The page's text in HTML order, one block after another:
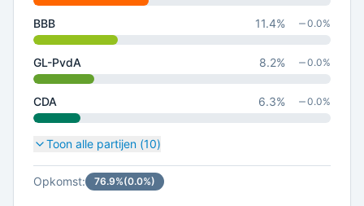
BBB 11.4% 0.0%
GL-PvdA 8.2% 0.0%
CDA 6.3% 0.0%
Toon alle partijen (10)
Opkomst: 76.9%(0.0%)